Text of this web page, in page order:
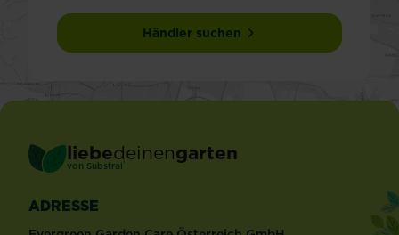
Händler suchen
liebedeinengarten
von Substral ®
ADRESSE